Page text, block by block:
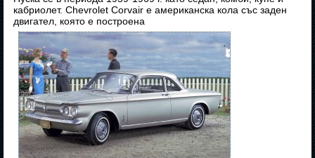
кабриолет. Chevrolet Corvair е американска кола със заден
двигател, която е построена